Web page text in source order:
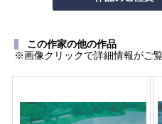
この作家の他の作品
※画像クリックで詳細情報がご覧